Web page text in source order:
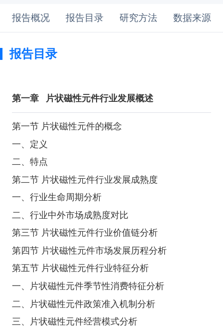
报告概况 报告目录 研究方法 数据来源
报告目录
第一章 片状磁性元件行业发展概述
第一节 片状磁性元件的概念
一、定义
二、特点
第二节 片状磁性元件行业发展成熟度
一、行业生命周期分析
二、行业中外市场成熟度对比
第三节 片状磁性元件行业价值链分析
第四节 片状磁性元件市场发展历程分析
第五节 片状磁性元件行业特征分析
一、片状磁性元件季节性消费特征分析
二、片状磁性元件政策准入机制分析
三、片状磁性元件经营模式分析